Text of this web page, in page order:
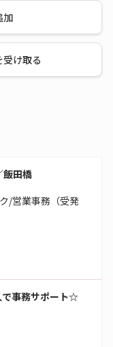
加
け取る
田橋
/営業事務（受発
で事務サポート☆